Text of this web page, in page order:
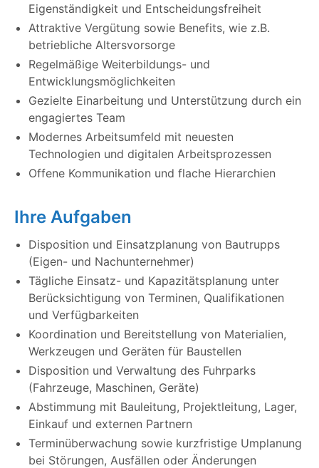
Eigenständigkeit und Entscheidungsfreiheit
Attraktive Vergütung sowie Benefits, wie z.B.
betriebliche Altersvorsorge
Regelmäßige Weiterbildungs- und
Entwicklungsmöglichkeiten
Gezielte Einarbeitung und Unterstützung durch ein
engagiertes Team
Modernes Arbeitsumfeld mit neuesten
Technologien und digitalen Arbeitsprozessen
Offene Kommunikation und flache Hierarchien
Ihre Aufgaben
Disposition und Einsatzplanung von Bautrupps
(Eigen- und Nachunternehmer)
Tägliche Einsatz- und Kapazitätsplanung unter
Berücksichtigung von Terminen, Qualifikationen
und Verfügbarkeiten
Koordination und Bereitstellung von Materialien,
Werkzeugen und Geräten für Baustellen
Disposition und Verwaltung des Fuhrparks
(Fahrzeuge, Maschinen, Geräte)
Abstimmung mit Bauleitung, Projektleitung, Lager,
Einkauf und externen Partnern
Terminüberwachung sowie kurzfristige Umplanung
bei Störungen, Ausfällen oder Änderungen